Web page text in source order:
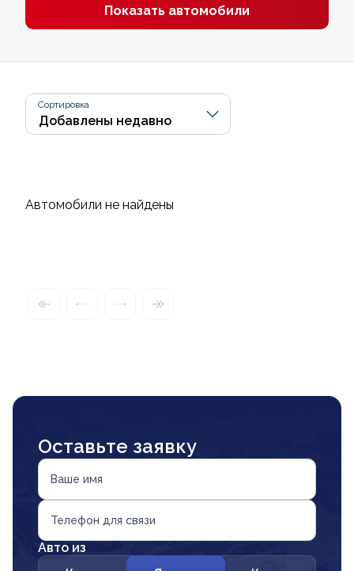
Показать автомобили
Сортировка
Автомобили не найдены
Оставьте заявку
Ваше имя
Телефон для связи
Авто из